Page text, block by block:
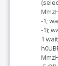
-1;
-1);
1